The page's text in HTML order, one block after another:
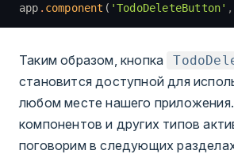
app . component ( 'TodoDeleteButton' ,
Таким образом, кнопка
становится доступной для
любом месте нашего
компонентов и других типов
поговорим в следующих